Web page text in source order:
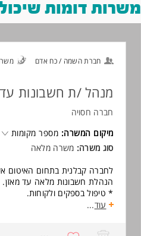
משרות דומות
חברת השמה / כח אדם
מנהל /ת חשבונות עד
חברה חסויה
מיקום המשרה: מספר מקומות
סוג משרה: משרה מלאה
לחברה קבלנית בתחום האיטום
הנהלת חשבונות מלאה עד מאזן.
* טיפול בספקים ולקוחות.
* קליטת חשבוניות והתאמות.
עוד...